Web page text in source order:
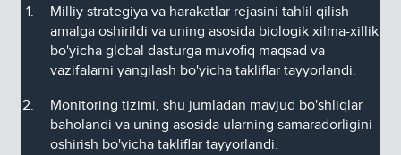
Milliy strategiya va harakatlar rejasini tahlil qilish
amalga oshirildi va uning asosida biologik xilma-xillik
bo'yicha global dasturga muvofiq maqsad va
vazifalarni yangilash bo'yicha takliflar tayyorlandi.
Monitoring tizimi, shu jumladan mavjud bo'shliqlar
baholandi va uning asosida ularning samaradorligini
oshirish bo'yicha takliflar tayyorlandi.